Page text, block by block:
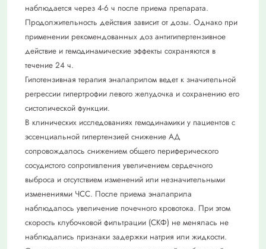
наблюдается через 4-6 ч после приема препарата.
Продолжительность действия зависит от дозы. Однако при
применении рекомендованных доз антигипертензивное
действие и гемодинамические эффекты сохраняются в
течение 24 ч.
Гипотензивная терапия эналаприлом ведет к значительной
регрессии гипертрофии левого желудочка и сохранению его
систолической функции.
В клинических исследованиях гемодинамики у пациентов с
эссенциальной гипертензией снижение АД
сопровождалось снижением общего периферического
сосудистого сопротивления увеличением сердечного
выброса и отсутствием изменений или незначительными
изменениями ЧСС. После приема эналаприла
наблюдалось увеличение почечного кровотока. При этом
скорость клубочковой фильтрации (СКФ) не менялась не
наблюдались признаки задержки натрия или жидкости.